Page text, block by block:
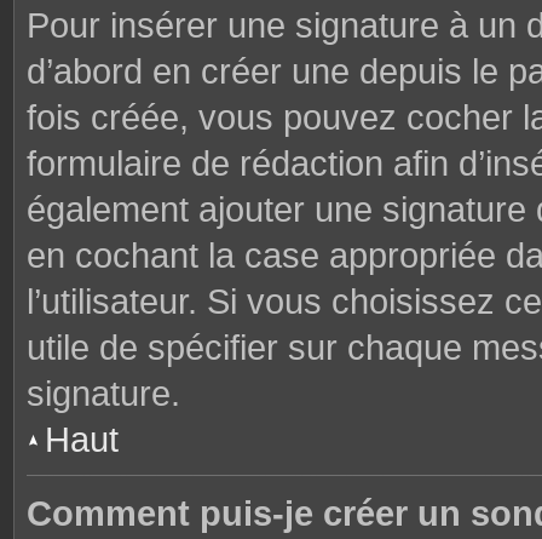
Pour insérer une signature à un
d’abord en créer une depuis le
fois créée, vous pouvez cocher
formulaire de rédaction afin
également ajouter une
en cochant la case appropriée
l’utilisateur. Si vous choisissez
utile de spécifier sur chaque
signature.
Haut
Comment puis-je créer un